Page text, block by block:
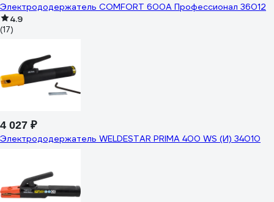
Электрододержатель COMFORT 600А Профессионал 36012
4.9
(17)
4 027 ₽
Электрододержатель WELDESTAR PRIMA 400 WS (И) 34010